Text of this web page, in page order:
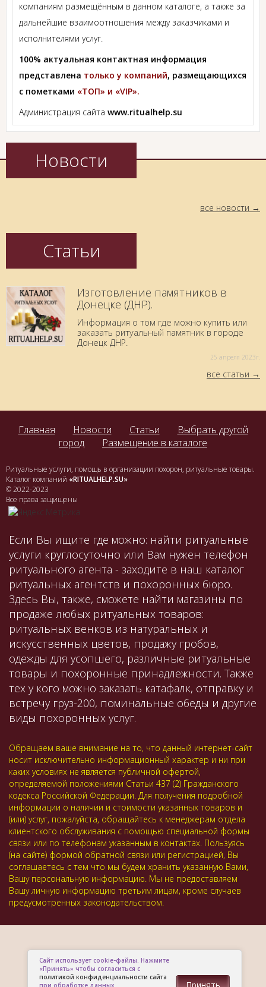
компаниям размещённым в данном каталоге, а также за
дальнейшие взаимоотношения между заказчиками и
исполнителями услуг.
100% актуальная контактная информация
представлена только у компаний, размещающихся
с пометками «ТОП» и «VIP».
Администрация сайта www.ritualhelp.su
Новости
все новости
Статьи
Изготовление памятников в
Донецке (ДНР).
Информация о том где можно купить или
заказать ритуальный памятник в городе
Донецк ДНР.
25 aпреля 2023г.
все статьи
Главная Новости Статьи
Выбрать другой
город
Размещение в каталоге
Ритуальные услуги, помощь в организации похорон, ритуальные товары.
Каталог компаний «RITUALHELP.SU»
© 2022-2023
Все права защищены
Если Вы ищите где можно: найти ритуальные
услуги круглосуточно или Вам нужен телефон
ритуального агента - заходите в наш каталог
ритуальных агентств и похоронных бюро.
Здесь Вы, также, сможете найти магазины по
продаже любых ритуальных товаров:
ритуальных венков из натуральных и
искусственных цветов, продажу гробов,
одежды для усопшего, различные ритуальные
товары и похоронные принадлежности. Также
тех у кого можно заказать катафалк, отправку и
встречу груз-200, поминальные обеды и другие
виды похоронных услуг.
Обращаем ваше внимание на то, что данный интернет-сайт
носит исключительно информационный характер и ни при
каких условиях не является публичной офертой,
определяемой положениями Статьи 437 (2) Гражданского
кодекса Российской Федерации. Для получения подробной
информации о наличии и стоимости указанных товаров и
(или) услуг, пожалуйста, обращайтесь к менеджерам отдела
клиентского обслуживания с помощью специальной формы
связи или по телефонам указанным в контактах. Пользуясь
(на сайте) формой обратной связи или регистрацией, Вы
соглашаетесь с тем что мы будем хранить указанную Вами,
Вашу персональную информацию. Мы не предоставляем
Вашу личную информацию третьим лицам, кроме случаев
предусмотренных законодательством.
Сайт использует cookie-файлы. Нажмите
«Принять» чтобы согласиться с
политикой конфиденциальности сайта
при обработке данных.